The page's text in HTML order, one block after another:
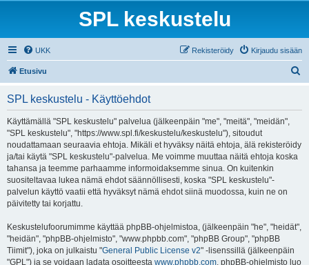
SPL keskustelu
UKK Kirjaudu sisään
Rekisteröidy
Etusivu
SPL keskustelu - Käyttöehdot
Käyttämällä "SPL keskustelu" palvelua (jälkeenpäin "me", "meitä", "meidän",
"SPL keskustelu", "https://www.spl.fi/keskustelu/keskustelu"), sitoudut
noudattamaan seuraavia ehtoja. Mikäli et hyväksy näitä ehtoja, älä rekisteröidy
ja/tai käytä "SPL keskustelu"-palvelua. Me voimme muuttaa näitä ehtoja koska
tahansa ja teemme parhaamme informoidaksemme sinua. On kuitenkin
suositeltavaa lukea nämä ehdot säännöllisesti, koska "SPL keskustelu"-
palvelun käyttö vaatii että hyväksyt nämä ehdot siinä muodossa, kuin ne on
päivitetty tai korjattu.
Keskustelufoorumimme käyttää phpBB-ohjelmistoa, (jälkeenpäin "he", "heidät",
"heidän", "phpBB-ohjelmisto", "www.phpbb.com", "phpBB Group", "phpBB
Tiimit"), joka on julkaistu "General Public License v2" -lisenssillä (jälkeenpäin
"GPL") ja se voidaan ladata osoitteesta www.phpbb.com. phpBB-ohjelmisto luo